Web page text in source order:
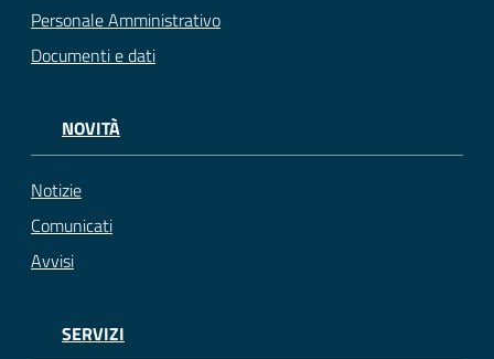
Personale Amministrativo
Documenti e dati
NOVITÀ
Notizie
Comunicati
Avvisi
SERVIZI